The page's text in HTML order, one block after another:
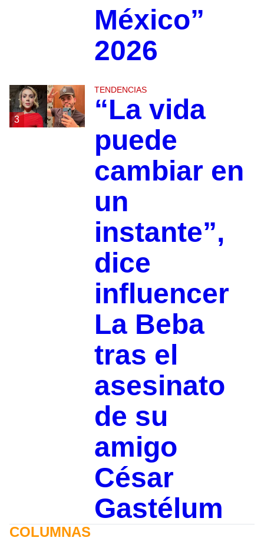
México”
2026
3
TENDENCIAS
“La vida
puede
cambiar en
un
instante”,
dice
influencer
La Beba
tras el
asesinato
de su
amigo
César
Gastélum
COLUMNAS